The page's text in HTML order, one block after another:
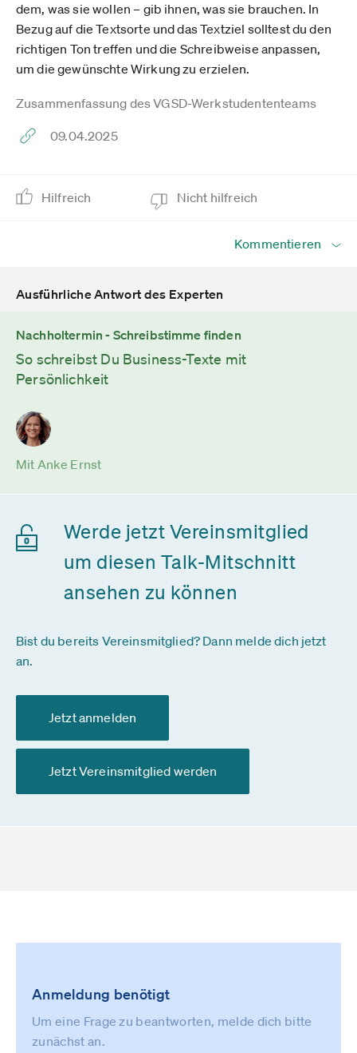
dem, was sie wollen – gib ihnen, was sie brauchen. In
Bezug auf die Textsorte und das Textziel solltest du den
richtigen Ton treffen und die Schreibweise anpassen,
um die gewünschte Wirkung zu erzielen.
Zusammenfassung des VGSD-Werkstudententeams
09.04.2025
Hilfreich Nicht hilfreich
Kommentieren
Ausführliche Antwort des Experten
Nachholtermin - Schreibstimme finden
So schreibst Du Business-Texte mit
Persönlichkeit
Mit Anke Ernst
Werde jetzt Vereinsmitglied
um diesen Talk-Mitschnitt
ansehen zu können
Bist du bereits Vereinsmitglied? Dann melde dich jetzt
an.
Jetzt anmelden
Jetzt Vereinsmitglied werden
Anmeldung benötigt
Um eine Frage zu beantworten, melde dich bitte
zunächst an.